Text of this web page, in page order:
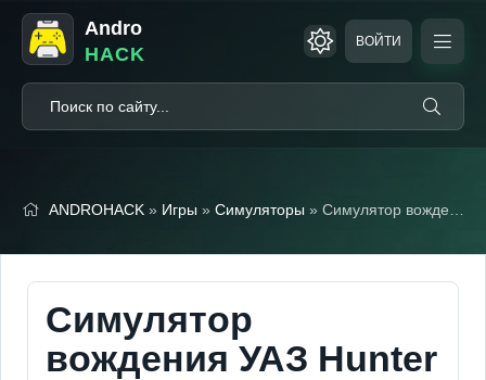
Andro
HACK
ВОЙТИ
ANDROHACK » Игры » Симуляторы » Симулятор вождения УАЗ Hunter (Мод, Много денег)
Симулятор
вождения УАЗ Hunter